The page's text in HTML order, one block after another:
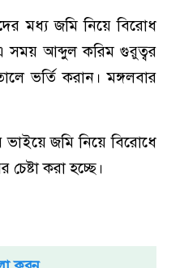
মধ্য জমি নিয়ে বিরোধ
সময় আব্দুল করিম গুরুত্বর
ভর্তি করান। মঙ্গলবার
জমি নিয়ে বিরোধে
করা হচ্ছে।